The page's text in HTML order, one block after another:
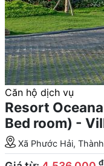
Căn hộ dịch vụ
Resort
Bed room) -
Xã Phước Hải,
đ